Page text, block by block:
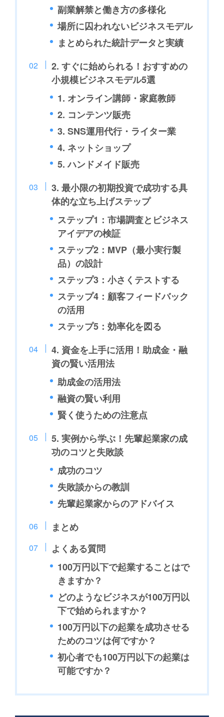
副業解禁と働き方の多様化
場所に囚われないビジネスモデル
まとめられた統計データと実績
2. すぐに始められる！おすすめの
小規模ビジネスモデル5選
1. オンライン講師・家庭教師
2. コンテンツ販売
3. SNS運用代行・ライター業
4. ネットショップ
5. ハンドメイド販売
3. 最小限の初期投資で成功する具
体的な立ち上げステップ
ステップ1：市場調査とビジネス
アイデアの検証
ステップ2：MVP（最小実行製
品）の設計
ステップ3：小さくテストする
ステップ4：顧客フィードバック
の活用
ステップ5：効率化を図る
4. 資金を上手に活用！助成金・融
資の賢い活用法
助成金の活用法
融資の賢い利用
賢く使うための注意点
5. 実例から学ぶ！先輩起業家の成
功のコツと失敗談
成功のコツ
失敗談からの教訓
先輩起業家からのアドバイス
まとめ
よくある質問
100万円以下で起業することはで
きますか？
どのようなビジネスが100万円以
下で始められますか？
100万円以下の起業を成功させる
ためのコツは何ですか？
初心者でも100万円以下の起業は
可能ですか？